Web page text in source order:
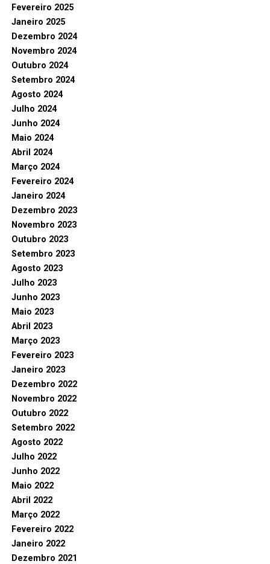
Fevereiro 2025
Janeiro 2025
Dezembro 2024
Novembro 2024
Outubro 2024
Setembro 2024
Agosto 2024
Julho 2024
Junho 2024
Maio 2024
Abril 2024
Março 2024
Fevereiro 2024
Janeiro 2024
Dezembro 2023
Novembro 2023
Outubro 2023
Setembro 2023
Agosto 2023
Julho 2023
Junho 2023
Maio 2023
Abril 2023
Março 2023
Fevereiro 2023
Janeiro 2023
Dezembro 2022
Novembro 2022
Outubro 2022
Setembro 2022
Agosto 2022
Julho 2022
Junho 2022
Maio 2022
Abril 2022
Março 2022
Fevereiro 2022
Janeiro 2022
Dezembro 2021